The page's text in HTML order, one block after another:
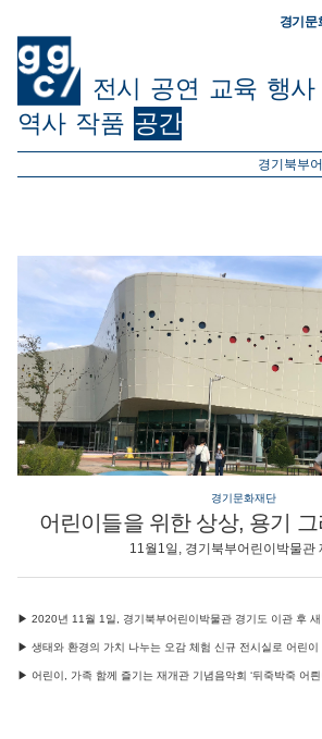
경기문
전시 공연 교육 행사
역사 작품 공간
ggc/
경기문화재단
어린이들을 위한 상상, 용기
11월1일, 경기북부어린이박물관
▶ 2020년 11월 1일, 경기북부어린이박물관 경기도 이관 후
▶ 생태와 환경의 가치 나누는 오감 체험 신규 전시실로 어린이
▶ 어린이, 가족 함께 즐기는 재개관 기념음악회 ‘뒤죽박죽 어릔